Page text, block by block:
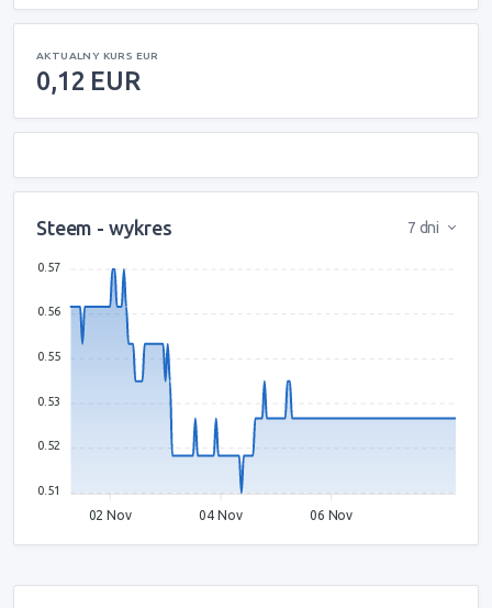
AKTUALNY KURS EUR
0,12 EUR
Steem - wykres 7 dni
02 Nov 04 Nov 06 Nov
0.57
0.56
0.55
0.53
0.52
0.51